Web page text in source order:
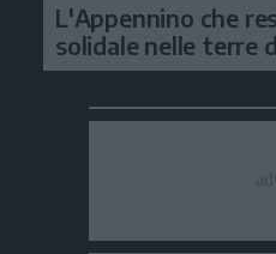
L'Appennino che
solidale nelle terre